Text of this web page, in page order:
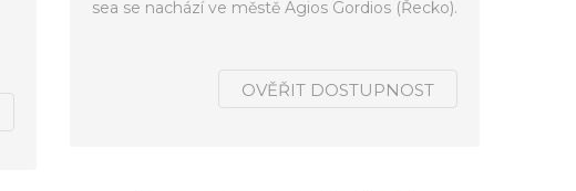
sea se nachází ve městě Agios Gordios (Řecko).
OVĚŘIT DOSTUPNOST